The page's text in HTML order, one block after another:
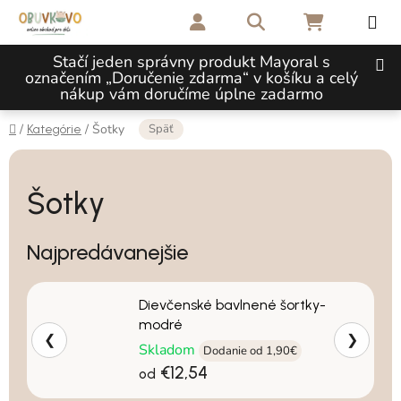
Prejsť na obsah
Stačí jeden správny produkt Mayoral s
označením „Doručenie zdarma“ v košíku a celý
nákup vám doručíme úplne zadarmo
Hľadať NÁKUPNÝ
Domov
/ Kategórie / Šotky Späť
Šotky
Najpredávanejšie
Dievčenské bavlnené šortky-
modré
Skladom
Dodanie od 1,90€
od €12,54
❮ ❯